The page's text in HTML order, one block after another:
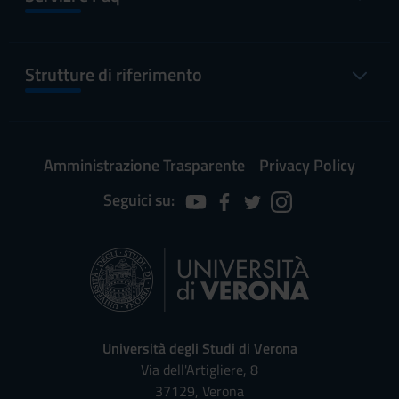
Strutture di riferimento
Amministrazione Trasparente
Privacy Policy
Seguici su:
Università degli Studi di Verona
Via dell'Artigliere, 8
37129, Verona